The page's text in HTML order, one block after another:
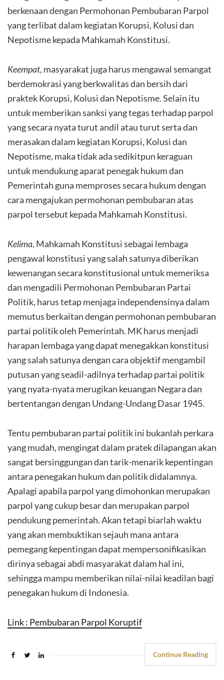
berkenaan dengan Permohonan Pembubaran Parpol
yang terlibat dalam kegiatan Korupsi, Kolusi dan
Nepotisme kepada Mahkamah Konstitusi.
Keempat, masyarakat juga harus mengawal semangat
berdemokrasi yang berkwalitas dan bersih dari
praktek Korupsi, Kolusi dan Nepotisme. Selain itu
untuk memberikan sanksi yang tegas terhadap parpol
yang secara nyata turut andil atau turut serta dan
merasakan dalam kegiatan Korupsi, Kolusi dan
Nepotisme, maka tidak ada sedikitpun keraguan
untuk mendukung aparat penegak hukum dan
Pemerintah guna memproses secara hukum dengan
cara mengajukan permohonan pembubaran atas
parpol tersebut kepada Mahkamah Konstitusi.
Kelima, Mahkamah Konstitusi sebagai lembaga
pengawal konstitusi yang salah satunya diberikan
kewenangan secara konstitusional untuk memeriksa
dan mengadili Permohonan Pembubaran Partai
Politik, harus tetap menjaga independensinya dalam
memutus berkaitan dengan permohonan pembubaran
partai politik oleh Pemerintah. MK harus menjadi
harapan lembaga yang dapat menegakkan konstitusi
yang salah satunya dengan cara objektif mengambil
putusan yang seadil-adilnya terhadap partai politik
yang nyata-nyata merugikan keuangan Negara dan
bertentangan dengan Undang-Undang Dasar 1945.
Tentu pembubaran partai politik ini bukanlah perkara
yang mudah, mengingat dalam pratek dilapangan akan
sangat bersinggungan dan tarik-menarik kepentingan
antara penegakan hukum dan politik didalamnya.
Apalagi apabila parpol yang dimohonkan merupakan
parpol yang cukup besar dan merupakan parpol
pendukung pemerintah. Akan tetapi biarlah waktu
yang akan membuktikan sejauh mana antara
pemegang kepentingan dapat mempersonifikasikan
dirinya sebagai abdi masyarakat dalam hal ini,
sehingga mampu memberikan nilai-nilai keadilan bagi
penegakan hukum di Indonesia.
Link : Pembubaran Parpol Koruptif
Continue Reading